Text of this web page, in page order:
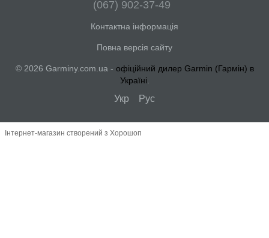
(067) 902-37-49
Контактна інформація
Повна версія сайту
© 2026 Garminy.com.ua - офіційний дилер Garmin (Гармін) в
Україні
Укр Рус
Інтернет-магазин створений з Хорошоп